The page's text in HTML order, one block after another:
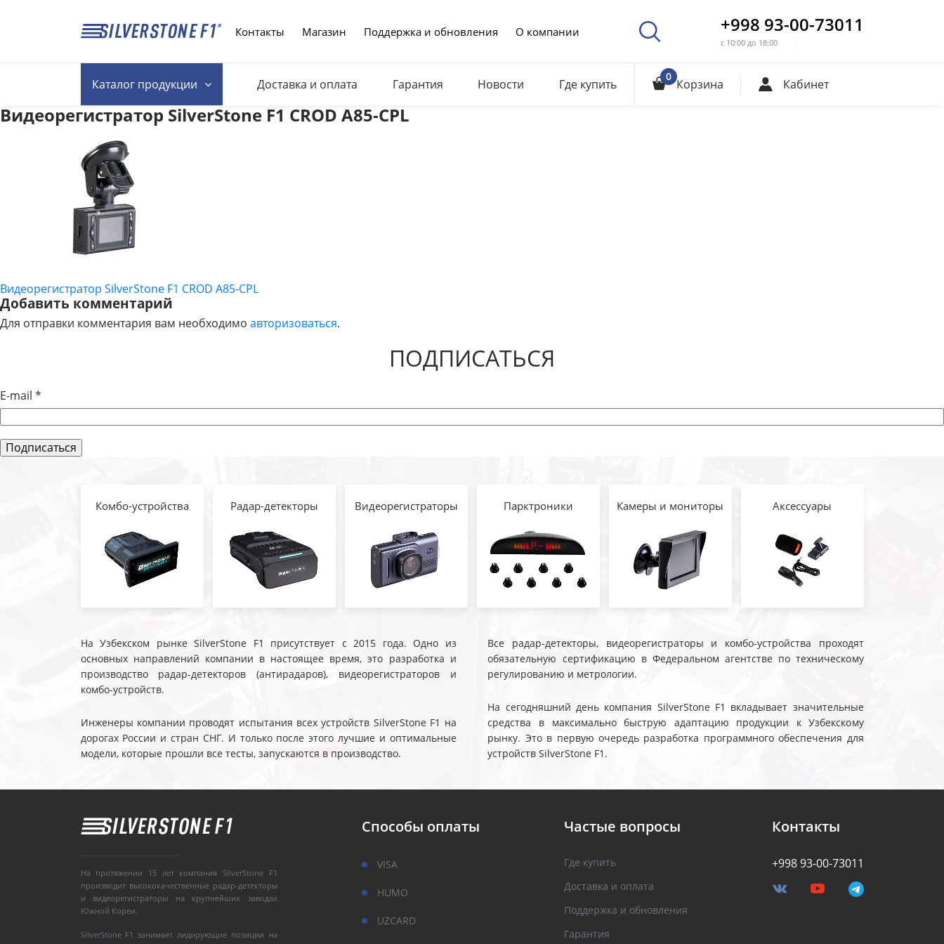
Контакты Магазин Поддержка и обновления О компании +998 93-00-73011
с 10:00 до 18:00
Каталогпродукции Доставка и оплата Гарантия Новости Где купить 0 Корзина Кабинет
Видеорегистратор SilverStone F1 CROD A85-CPL
НАВИГАЦИЯ
ПО
Видеорегистратор SilverStone F1 CROD A85-CPL
Добавить комментарий
Для отправки комментария вам необходимо авторизоваться.
ПОДПИСАТЬСЯ
E-mail *
Комбо-устройства Радар-детекторы Видеорегистраторы Парктроники Камеры и мониторы Аксессуары
На Узбекском рынке SilverStone F1 присутствует с 2015 года. Одно из
основных направлений компании в настоящее время, это разработка и
производство радар-детекторов (антирадаров), видеорегистраторов и
комбо-устройств.
Инженеры компании проводят испытания всех устройств SilverStone F1 на
дорогах России и стран СНГ. И только после этого лучшие и оптимальные
модели, которые прошли все тесты, запускаются в производство.
Все радар-детекторы, видеорегистраторы и комбо-устройства проходят
обязательную сертификацию в Федеральном агентстве по техническому
регулированию и метрологии.
На сегодняшний день компания SilverStone F1 вкладывает значительные
средства в максимально быструю адаптацию продукции к Узбекскому
рынку. Это в первую очередь разработка программного обеспечения для
устройств SilverStone F1.
На протяжении 15 лет компания SilverStone F1
производит высококачественные радар-детекторы
и видеорегистраторы на крупнейших заводах
Южной Кореи.
SilverStone F1 занимает лидирующие позиции на
Способы оплаты
VISA
HUMO
UZCARD
Частые вопросы
Где купить
Доставка и оплата
Поддержка и обновления
Гарантия
Контакты
+998 93-00-73011